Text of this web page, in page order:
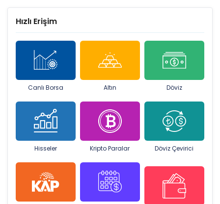
Hızlı Erişim
Canlı Borsa Altın Döviz
Hisseler Kripto Paralar Döviz Çevirici